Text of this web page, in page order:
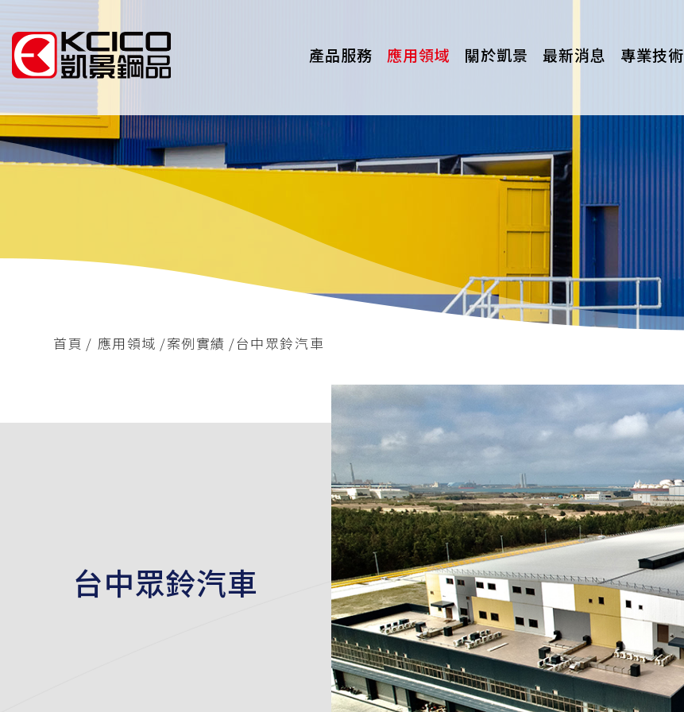
產品服務 應用領域 關於凱景 最新消息 專業技術
首頁 應用領域 案例實績 台中眾鈴汽車
台中眾鈴汽車